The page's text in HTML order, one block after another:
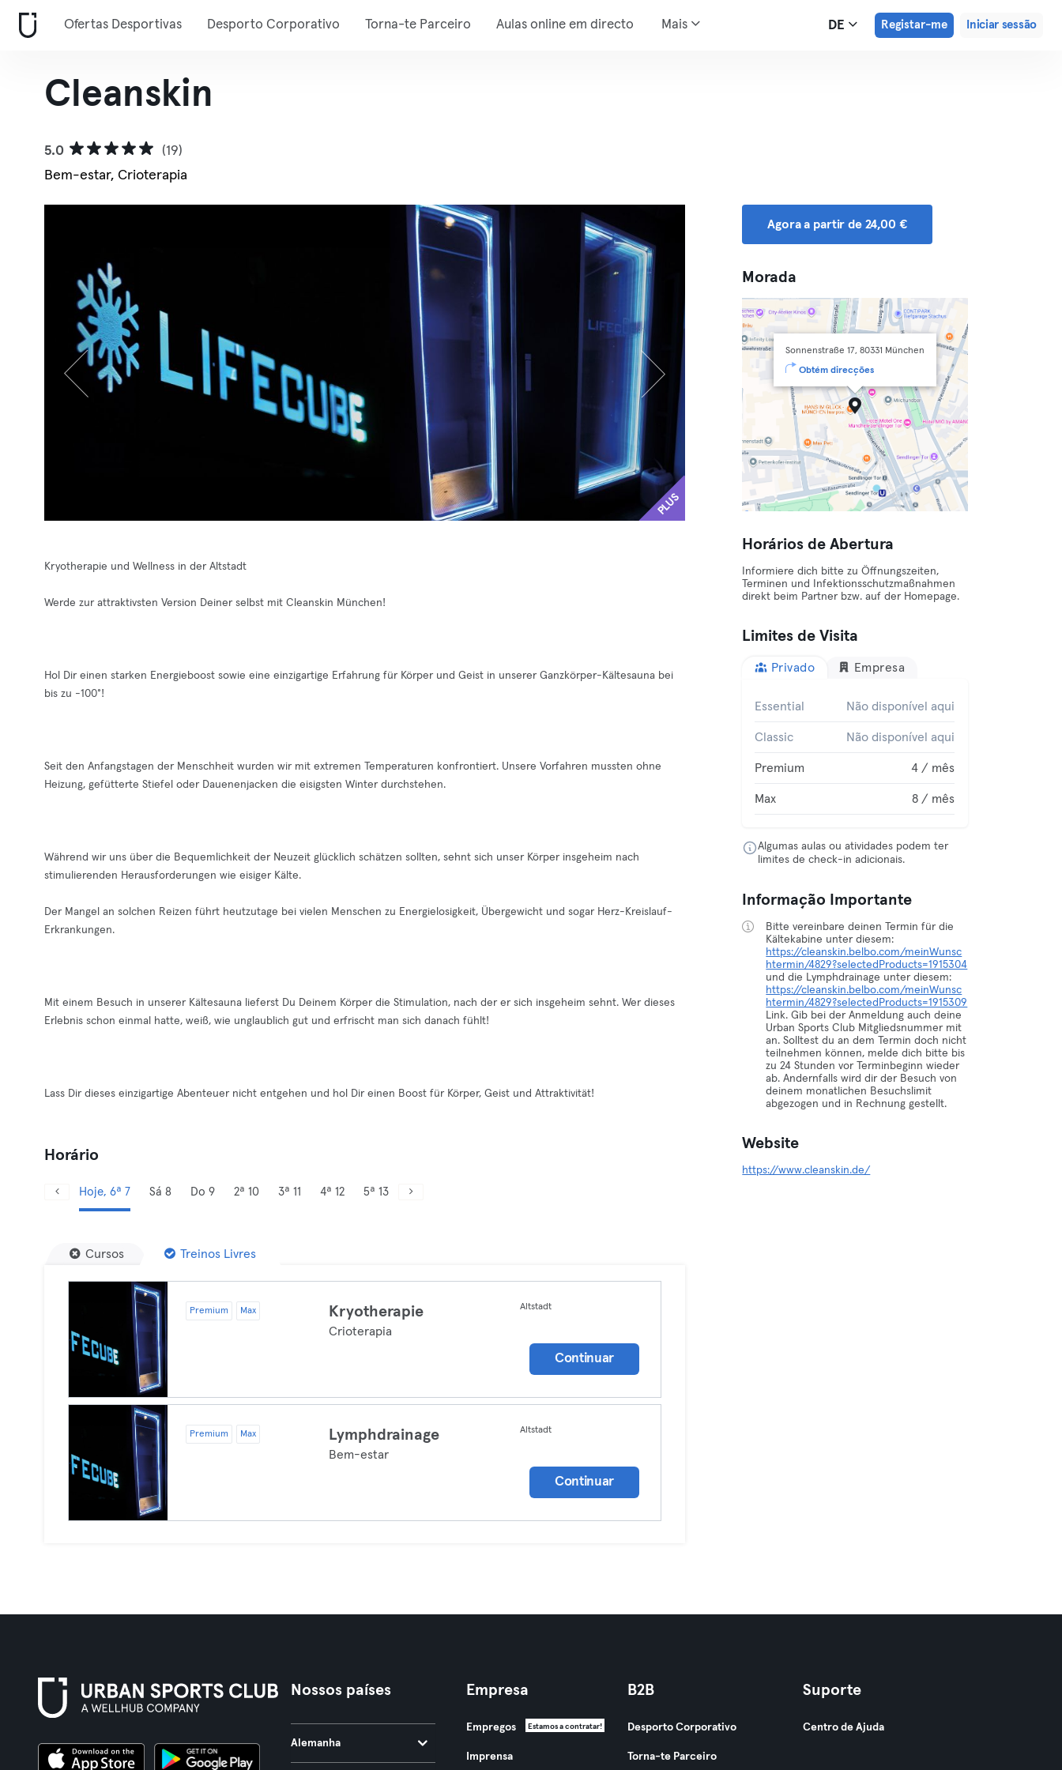
Ofertas Desportivas Desporto Corporativo Torna-te Parceiro Aulas online em directo Mais DE Registar-me Iniciar sessão
Cleanskin
5.0
(19)
Bem-estar, Crioterapia
PLUS
Kryotherapie und Wellness in der Altstadt
Werde zur attraktivsten Version Deiner selbst mit Cleanskin München!
Hol Dir einen starken Energieboost sowie eine einzigartige Erfahrung für Körper und Geist in unserer Ganzkörper-Kältesauna bei
bis zu -100°!
Seit den Anfangstagen der Menschheit wurden wir mit extremen Temperaturen konfrontiert. Unsere Vorfahren mussten ohne
Heizung, gefütterte Stiefel oder Dauenenjacken die eisigsten Winter durchstehen.
Während wir uns über die Bequemlichkeit der Neuzeit glücklich schätzen sollten, sehnt sich unser Körper insgeheim nach
stimulierenden Herausforderungen wie eisiger Kälte.
Der Mangel an solchen Reizen führt heutzutage bei vielen Menschen zu Energielosigkeit, Übergewicht und sogar Herz-Kreislauf-
Erkrankungen.
Mit einem Besuch in unserer Kältesauna lieferst Du Deinem Körper die Stimulation, nach der er sich insgeheim sehnt. Wer dieses
Erlebnis schon einmal hatte, weiß, wie unglaublich gut und erfrischt man sich danach fühlt!
Lass Dir dieses einzigartige Abenteuer nicht entgehen und hol Dir einen Boost für Körper, Geist und Attraktivität!
Horário
Hoje, 6ª 7 Sá 8 Do 9 2ª 10 3ª 11 4ª 12 5ª 13
Cursos Treinos Livres
Premium Max Kryotherapie
Crioterapia
Altstadt
Continuar
Premium Max Lymphdrainage
Bem-estar
Altstadt
Continuar
Agora a partir de 24,00 €
Morada
Sonnenstraße 17, 80331 München
Obtém direcções
Horários de Abertura
Informiere dich bitte zu Öffnungszeiten,
Terminen und Infektionsschutzmaßnahmen
direkt beim Partner bzw. auf der Homepage.
Limites de Visita
Privado Empresa
Essential Não disponível aqui
Classic Não disponível aqui
Premium 4 / mês
Max 8 / mês
Algumas aulas ou atividades podem ter
limites de check-in adicionais.
Informação Importante
Bitte vereinbare deinen Termin für die
Kältekabine unter diesem:
https://cleanskin.belbo.com/meinWunsc
htermin/4829?selectedProducts=1915304
und die Lymphdrainage unter diesem:
https://cleanskin.belbo.com/meinWunsc
htermin/4829?selectedProducts=1915309
Link. Gib bei der Anmeldung auch deine
Urban Sports Club Mitgliedsnummer mit
an. Solltest du an dem Termin doch nicht
teilnehmen können, melde dich bitte bis
zu 24 Stunden vor Terminbeginn wieder
ab. Andernfalls wird dir der Besuch von
deinem monatlichen Besuchslimit
abgezogen und in Rechnung gestellt.
Website
https://www.cleanskin.de/
Nossos países
Alemanha
Empresa
Empregos Estamos a contratar!
Imprensa
B2B
Desporto Corporativo
Torna-te Parceiro
Suporte
Centro de Ajuda